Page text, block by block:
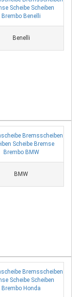
Benelli
BMW